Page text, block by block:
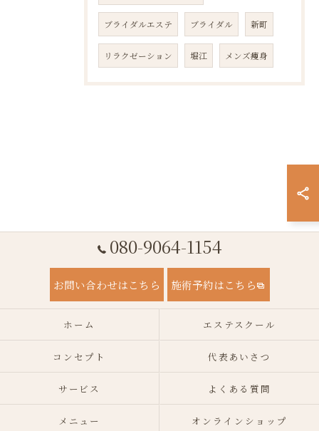
ブライダルエステ ブライダル 新町
リラクゼーション 堀江 メンズ痩身
080-9064-1154
お問い合わせはこちら 施術予約はこちら
ホーム エステスクール
コンセプト 代表あいさつ
サービス よくある質問
メニュー オンラインショップ